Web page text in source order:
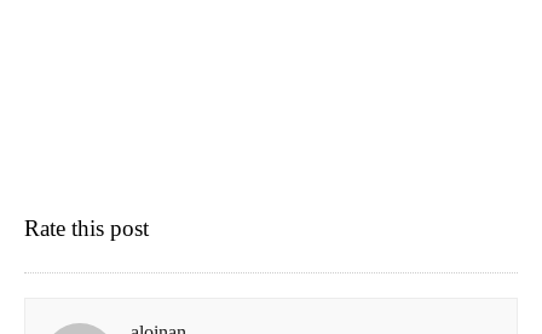
Rate this post